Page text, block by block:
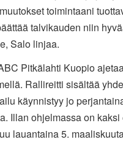
toimintaani
talvikauden niin
Salo linjaa.
Pitkälahti Kuopio
Rallireitti sisältää
käynnistyy jo
Illan ohjelmassa on
lauantaina5.